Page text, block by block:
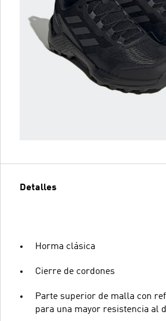
Detalles
Horma clásica
Cierre de cordones
Parte superior de malla con
para una mayor resistencia al